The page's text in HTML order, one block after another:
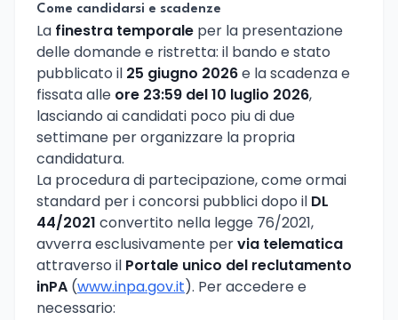
Come candidarsi e scadenze
La finestra temporale per la presentazione
delle domande e ristretta: il bando e stato
pubblicato il 25 giugno 2026e la scadenza e
fissata alle ore 23:59 del 10 luglio 2026,
lasciando ai candidati poco piu di due
settimane per organizzare la propria
candidatura.
La procedura di partecipazione, come ormai
standard per i concorsi pubblici dopo il DL
44/2021 convertito nella legge 76/2021,
avverra esclusivamente pervia telematica
attraverso il Portale unico del reclutamento
inPA (www.inpa.gov.it). Per accedere e
necessario: